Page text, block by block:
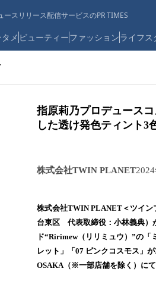
ースリリース配信サービスのPR TIMES
メ ビューティーファッションライフス
指原莉乃プロデュース
した透け発色ティント3
株式会社TWIN PLANET
株式会社TWIN PLANET＜ツイ
台東区 代表取締役：小林義典）
ド“Ririmew（リリミュウ）”の
レット」「07 ピンクコスモス」
OSAKA（※一部店舗を除く）にて